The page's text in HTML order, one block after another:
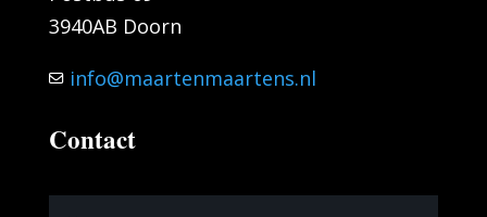
3940AB Doorn
info@maartenmaartens.nl
Contact